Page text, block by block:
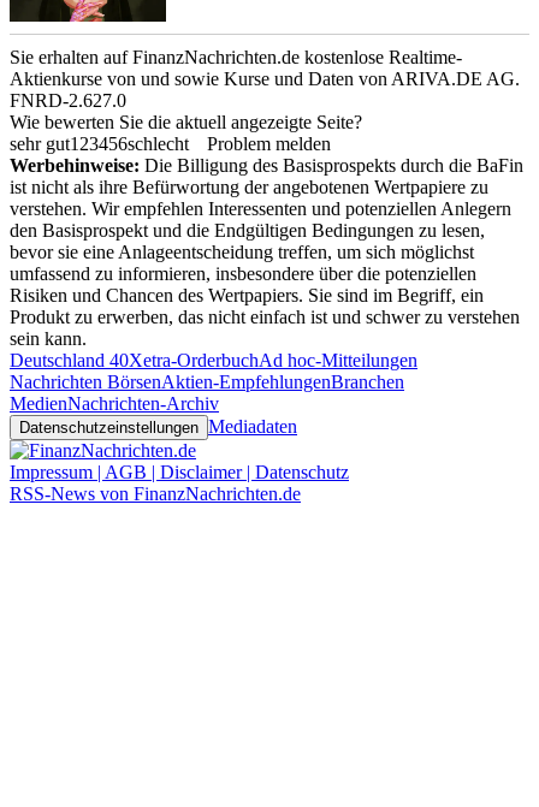
Sie erhalten auf FinanzNachrichten.de kostenlose Realtime-
Aktienkurse von und sowie Kurse und Daten von ARIVA.DE AG.
FNRD-2.627.0
Wie bewerten Sie die aktuell angezeigte Seite?
sehr gut1 23456schlecht
Problem melden
Werbehinweise: Die Billigung des Basisprospekts durch die BaFin
ist nicht als ihre Befürwortung der angebotenen Wertpapiere zu
verstehen. Wir empfehlen Interessenten und potenziellen Anlegern
den Basisprospekt und die Endgültigen Bedingungen zu lesen,
bevor sie eine Anlageentscheidung treffen, um sich möglichst
umfassend zu informieren, insbesondere über die potenziellen
Risiken und Chancen des Wertpapiers. Sie sind im Begriff, ein
Produkt zu erwerben, das nicht einfach ist und schwer zu verstehen
sein kann.
Deutschland 40Xetra-OrderbuchAd hoc-Mitteilungen
Nachrichten BörsenAktien-EmpfehlungenBranchen
MedienNachrichten-Archiv
Datenschutzeinstellungen Mediadaten
Impressum | AGB | Disclaimer | Datenschutz
RSS-News von FinanzNachrichten.de